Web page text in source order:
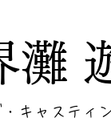
灘
・キャスティ